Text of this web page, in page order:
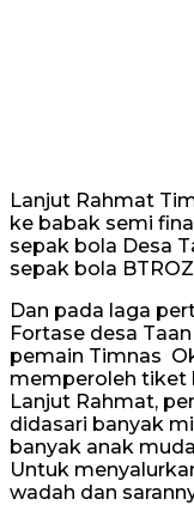
Lanjut Rahmat
ke babak semi
sepak bola Desa
sepak bola
Dan pada laga
Fortase desa
pemain Timnas
memperoleh tiket
Lanjut Rahmat,
didasari banyak
banyak anak
Untuk
wadah dan